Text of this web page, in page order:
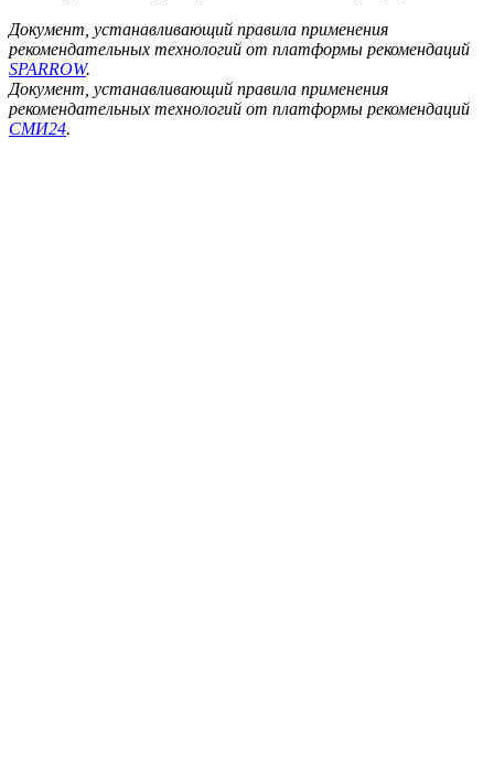
Документ, устанавливающий правила применения
рекомендательных технологий от платформы рекомендаций
SPARROW.
Документ, устанавливающий правила применения
рекомендательных технологий от платформы рекомендаций
СМИ24.